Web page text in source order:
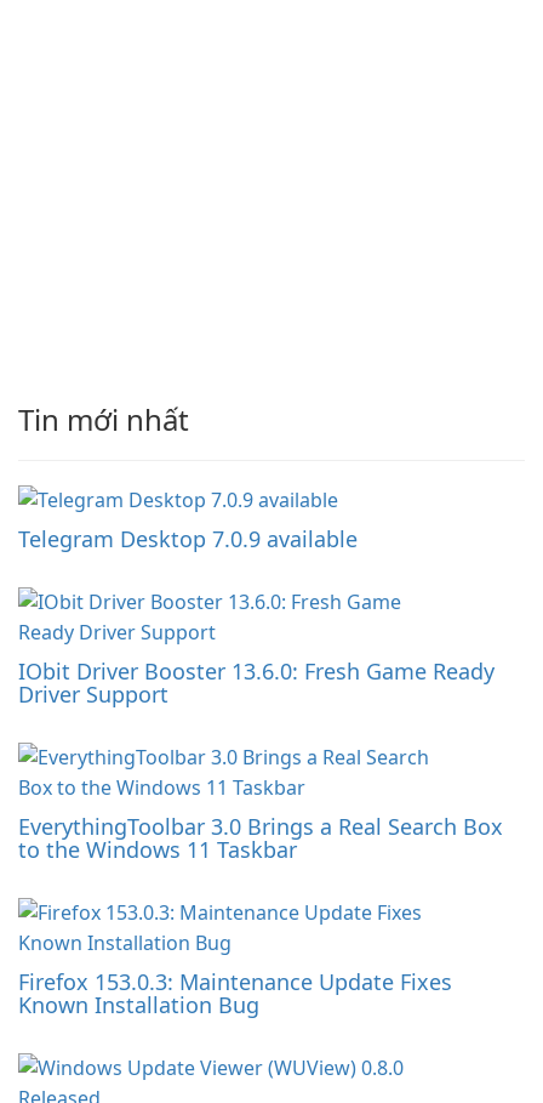
Tin mới nhất
Telegram Desktop 7.0.9 available
IObit Driver Booster 13.6.0: Fresh Game Ready
Driver Support
EverythingToolbar 3.0 Brings a Real Search Box
to the Windows 11 Taskbar
Firefox 153.0.3: Maintenance Update Fixes
Known Installation Bug